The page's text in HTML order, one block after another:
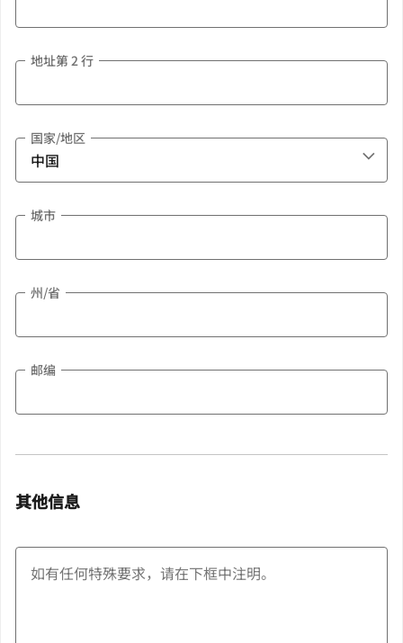
地址第 2 行
国家/地区
城市
州/省
邮编
其他信息